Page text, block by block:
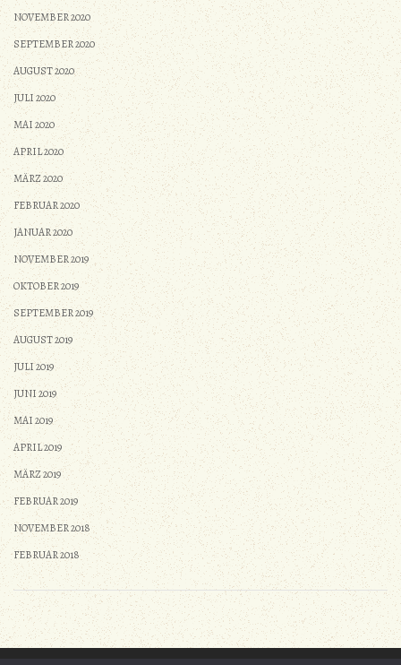
NOVEMBER 2020
SEPTEMBER 2020
AUGUST 2020
JULI 2020
MAI 2020
APRIL 2020
MÄRZ 2020
FEBRUAR 2020
JANUAR 2020
NOVEMBER 2019
OKTOBER 2019
SEPTEMBER 2019
AUGUST 2019
JULI 2019
JUNI 2019
MAI 2019
APRIL 2019
MÄRZ 2019
FEBRUAR 2019
NOVEMBER 2018
FEBRUAR 2018